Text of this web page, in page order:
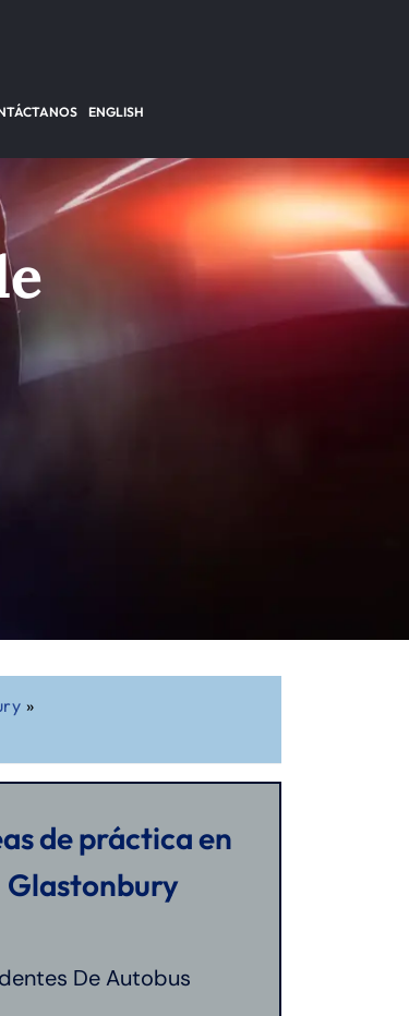
ENGLISH
»
de práctica en
Glastonbury
De Autobus